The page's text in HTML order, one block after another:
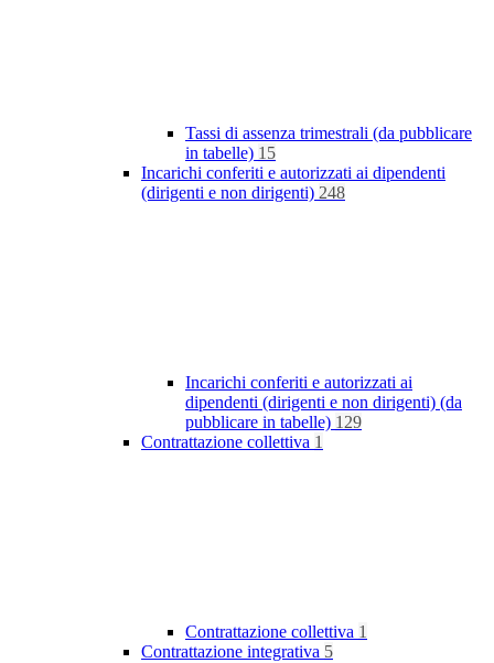
Tassi di assenza trimestrali (da pubblicare
in tabelle) 15
Incarichi conferiti e autorizzati ai dipendenti
(dirigenti e non dirigenti) 248
Incarichi conferiti e autorizzati ai
dipendenti (dirigenti e non dirigenti) (da
pubblicare in tabelle) 129
Contrattazione collettiva 1
Contrattazione collettiva 1
Contrattazione integrativa 5